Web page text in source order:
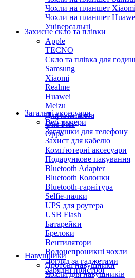
Чохли на планшет Xiaomi
Чохли на планшет
Універсальні
Захисне скло та плівки
Apple
TECNO
Скло та плівка для
Samsung
Xiaomi
Realme
Huawei
Meizu
Для планшета
One Plus
Oppo
Загальні аксесуари
Веб-камери
Заглушки для телефону
Захист для кабелю
Комп'ютерні аксесуари
Подарункове пакування
Bluetooth Adapter
Bluetooth Колонки
Bluetooth-гарнітура
Selfie-палки
UPS для роутера
USB Flash
Батарейки
Брелоки
Вентилятори
Водонепроникні чохли
Догляд за гаджетами
Зарядні пристрої
Навушники
Дротові навушники
Чохли для навушників